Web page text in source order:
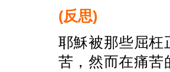
(反思)
耶穌被那些屈枉
苦，然而在痛苦